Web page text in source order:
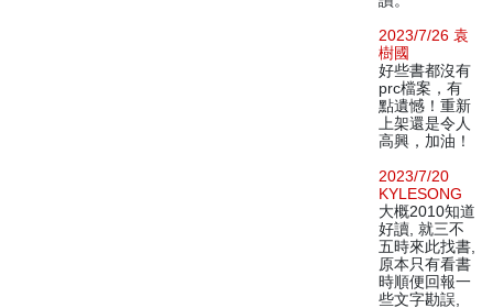
2023/7/26 袁
樹國
好些書都沒有
prc檔案，有
點遺憾！重新
上架還是令人
高興，加油！
2023/7/20
KYLESONG
大概2010知道
好讀, 就三不
五時來此找書,
原本只有看書
時順便回報一
些文字勘誤,